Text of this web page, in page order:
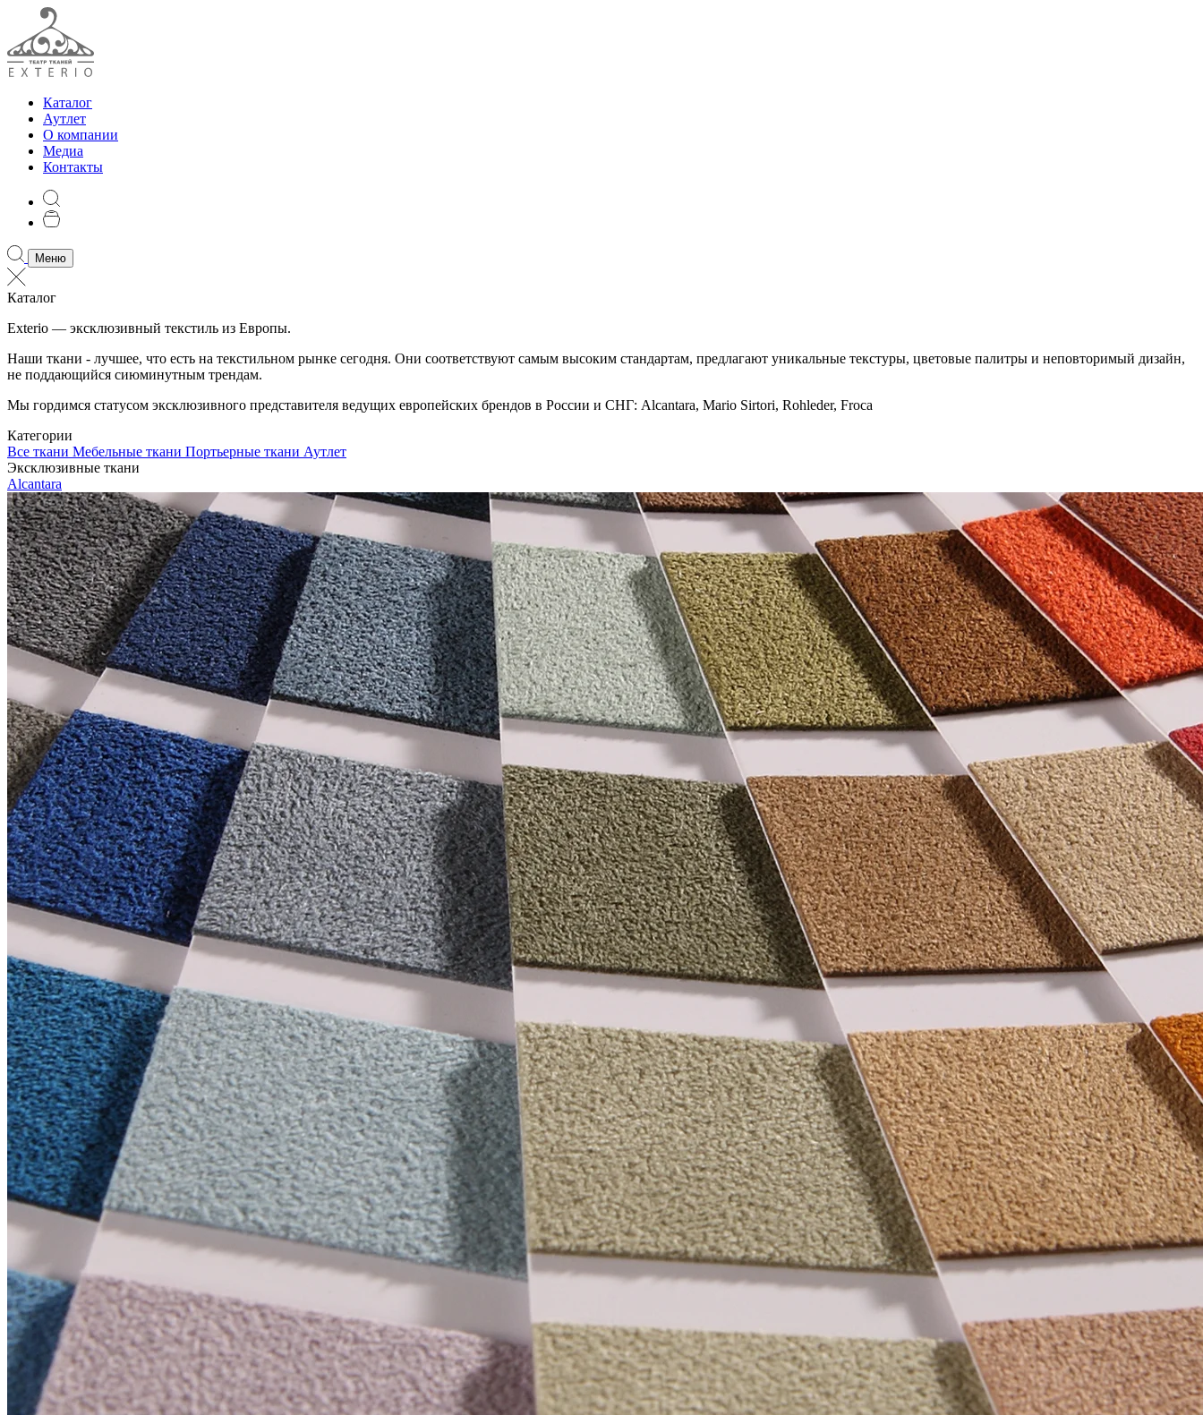
Каталог
Аутлет
О компании
Медиа
Контакты
Меню
Каталог
Exterio — эксклюзивный текстиль из Европы.
Наши ткани - лучшее, что есть на текстильном рынке сегодня. Они соответствуют самым высоким стандартам, предлагают уникальные текстуры, цветовые палитры и неповторимый дизайн,
не поддающийся сиюминутным трендам.
Мы гордимся статусом эксклюзивного представителя ведущих европейских брендов в России и СНГ: Alcantara, Mario Sirtori, Rohleder, Froca
Категории
Все ткани Мебельные ткани Портьерные ткани Аутлет
Эксклюзивные ткани
Alcantara